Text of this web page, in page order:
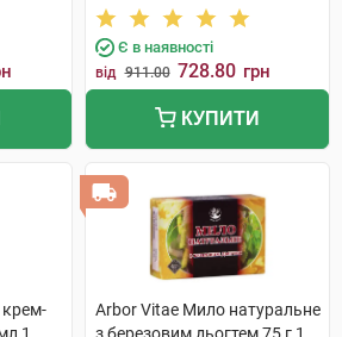
Є в наявності
від 911.00 728.80 грн
КУПИТИ
крем-
Arbor Vitae Мило натуральне